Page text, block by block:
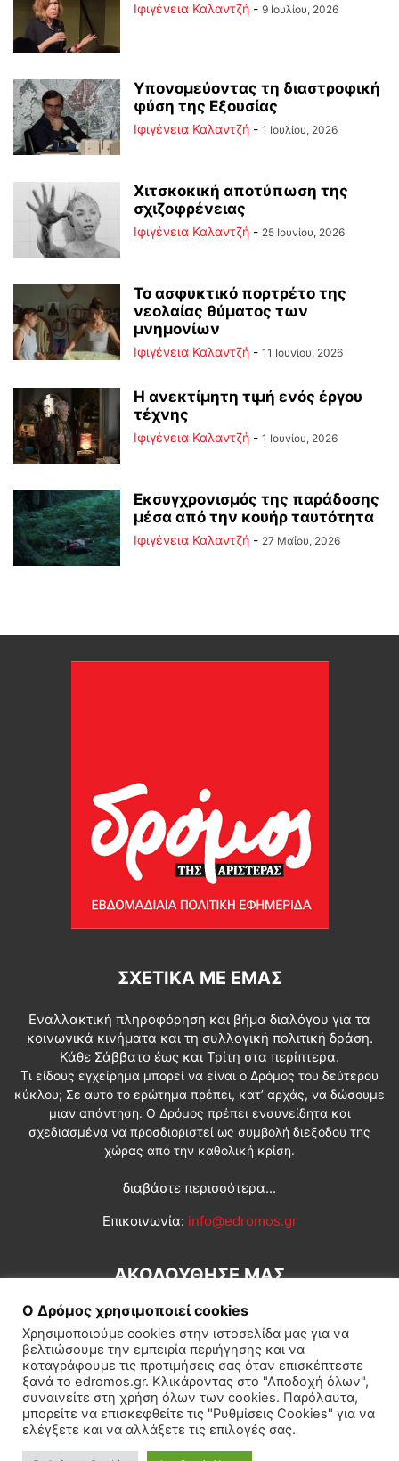
Ιφιγένεια Καλαντζή - 9 Ιουλίου, 2026
Υπονομεύοντας τη διαστροφική
φύση της Εξουσίας
Ιφιγένεια Καλαντζή - 1 Ιουλίου, 2026
Χιτσκοκική αποτύπωση της
σχιζοφρένειας
Ιφιγένεια Καλαντζή - 25 Ιουνίου, 2026
Το ασφυκτικό πορτρέτο της
νεολαίας θύματος των
μνημονίων
Ιφιγένεια Καλαντζή - 11 Ιουνίου, 2026
Η ανεκτίμητη τιμή ενός έργου
τέχνης
Ιφιγένεια Καλαντζή - 1 Ιουνίου, 2026
Εκσυγχρονισμός της παράδοσης
μέσα από την κουήρ ταυτότητα
Ιφιγένεια Καλαντζή - 27 Μαΐου, 2026
ΣΧΕΤΙΚΆ ΜΕ ΕΜΆΣ
Εναλλακτική πληροφόρηση και βήμα διαλόγου για τα
κοινωνικά κινήματα και τη συλλογική πολιτική δράση.
Κάθε Σάββατο έως και Τρίτη στα περίπτερα.
Τι είδους εγχείρημα μπορεί να είναι ο Δρόμος του δεύτερου
κύκλου; Σε αυτό το ερώτημα πρέπει, κατ’ αρχάς, να δώσουμε
μιαν απάντηση. Ο Δρόμος πρέπει ενσυνείδητα και
σχεδιασμένα να προσδιοριστεί ως συμβολή διεξόδου της
χώρας από την καθολική κρίση.
διαβάστε περισσότερα...
Επικοινωνία: info@edromos.gr
ΑΚΟΛΟΥΘΗΣΕ ΜΑΣ
Εγγραφή συνδρομητή Πολιτική Διεθνή Κοινωνία
Πολιτισμός Αφιερώματα
Ο Δρόμος χρησιμοποιεί cookies
Χρησιμοποιούμε cookies στην ιστοσελίδα μας για να
βελτιώσουμε την εμπειρία περιήγησης και να
καταγράφουμε τις προτιμήσεις σας όταν επισκέπτεστε
ξανά το edromos.gr. Κλικάροντας στο "Αποδοχή όλων",
συναινείτε στη χρήση όλων των cookies. Παρόλαυτα,
μπορείτε να επισκεφθείτε τις "Ρυθμίσεις Cookies" για να
ελέγξετε και να αλλάξετε τις επιλογές σας.